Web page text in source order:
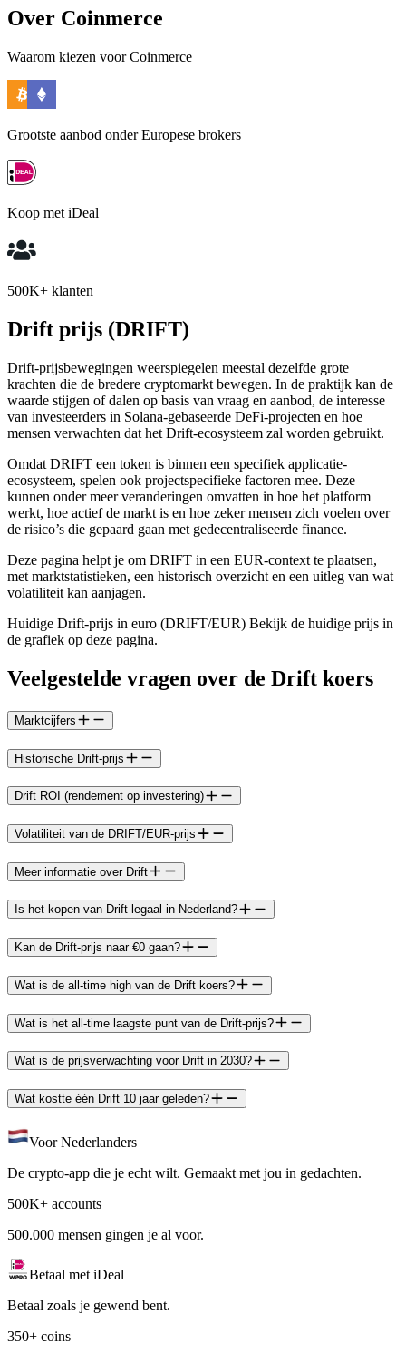
Over Coinmerce
Waarom kiezen voor Coinmerce
Grootste aanbod onder Europese brokers
Koop met iDeal
500K+ klanten
Drift prijs (DRIFT)
Drift-prijsbewegingen weerspiegelen meestal dezelfde grote
krachten die de bredere cryptomarkt bewegen. In de praktijk kan de
waarde stijgen of dalen op basis van vraag en aanbod, de interesse
van investeerders in Solana-gebaseerde DeFi-projecten en hoe
mensen verwachten dat het Drift-ecosysteem zal worden gebruikt.
Omdat DRIFT een token is binnen een specifiek applicatie-
ecosysteem, spelen ook projectspecifieke factoren mee. Deze
kunnen onder meer veranderingen omvatten in hoe het platform
werkt, hoe actief de markt is en hoe zeker mensen zich voelen over
de risico’s die gepaard gaan met gedecentraliseerde finance.
Deze pagina helpt je om DRIFT in een EUR-context te plaatsen,
met marktstatistieken, een historisch overzicht en een uitleg van wat
volatiliteit kan aanjagen.
Huidige Drift-prijs in euro (DRIFT/EUR) Bekijk de huidige prijs in
de grafiek op deze pagina.
Veelgestelde vragen over de Drift koers
Marktcijfers
Historische Drift-prijs
Drift ROI (rendement op investering)
Volatiliteit van de DRIFT/EUR-prijs
Meer informatie over Drift
Is het kopen van Drift legaal in Nederland?
Kan de Drift-prijs naar €0 gaan?
Wat is de all-time high van de Drift koers?
Wat is het all-time laagste punt van de Drift-prijs?
Wat is de prijsverwachting voor Drift in 2030?
Wat kostte één Drift 10 jaar geleden?
Voor Nederlanders
De crypto-app die je echt wilt. Gemaakt met jou in gedachten.
500K+ accounts
500.000 mensen gingen je al voor.
Betaal met iDeal
Betaal zoals je gewend bent.
350+ coins